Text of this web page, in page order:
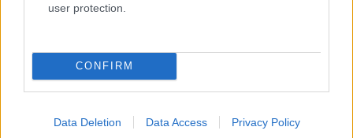
user protection.
CONFIRM
Data Deletion Data Access Privacy Policy